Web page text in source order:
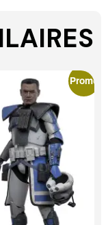
Promo